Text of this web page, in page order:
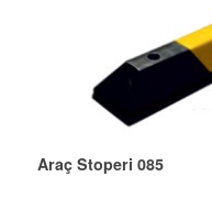
Araç Stoperi 085